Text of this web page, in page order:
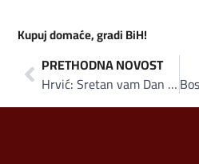
Kupuj domaće, gradi BiH!
PRETHODNA NOVOST
Hrvić: Sretan vam Dan nezavisnosti Bosne i Hercegovine, i kupujmo domaće – gradimo BiH!